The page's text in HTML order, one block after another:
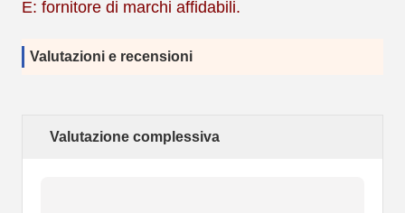
E: fornitore di marchi affidabili.
Valutazioni e recensioni
Valutazione complessiva